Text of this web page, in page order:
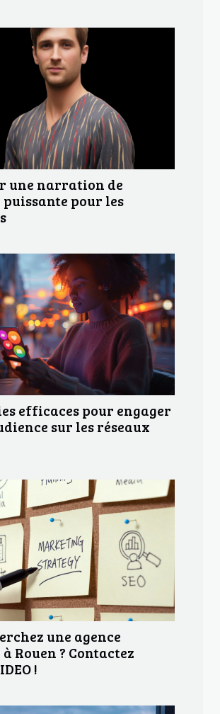
une narration de
pour les
efficaces pour engager
sur les réseaux
une agence
Rouen ? Contactez
!